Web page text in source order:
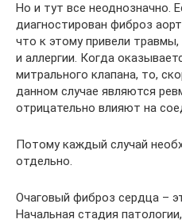
Но и тут все неоднозначно.
диагностирован фиброз
что к этому привели
и аллергии. Когда
митрального клапана, то,
данном случае являются
отрицательно влияют на
Потому каждый случай
отдельно.
Очаговый фиброз сердца –
Начальная стадия